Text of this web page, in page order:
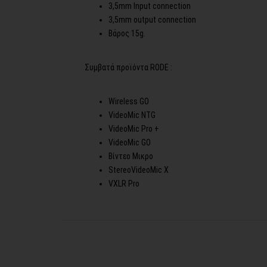
3,5mm Input connection
3,5mm output connection
Bάρος 15g.
Συμβατά προϊόντα RODE :
Wireless GO
VideoMic NTG
VideoMic Pro +
VideoMic GO
Βίντεο Μικρο
StereoVideoMic X
VXLR Pro